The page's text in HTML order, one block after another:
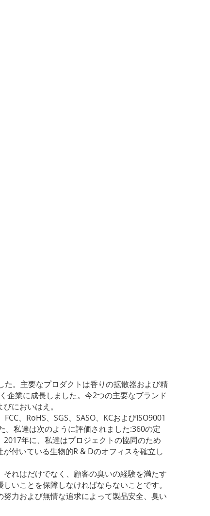
。主要なプロダクトは香りの拡散器および精
企業に成長しました。今2つの主要なブランド
においはえ。
、RoHS、SGS、SASO、KCおよびISO9001
私達は次のように評価されました:360の定
年に、私達はプロジェクトの協同のため
付いている生物的R & Dのオフィスを確立し
れはだけでなく、顧客の臭いの経験を満たす
いことを保障しなければならないことです。
力および無情な追求によって製品安全、臭い